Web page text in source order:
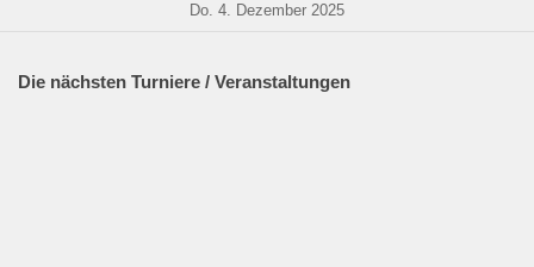
Do. 4. Dezember 2025
Die nächsten Turniere / Veranstaltungen